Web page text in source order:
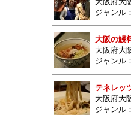
ジャンル
大阪の鰻
大阪府大
ジャンル
テネレッ
大阪府大
ジャンル